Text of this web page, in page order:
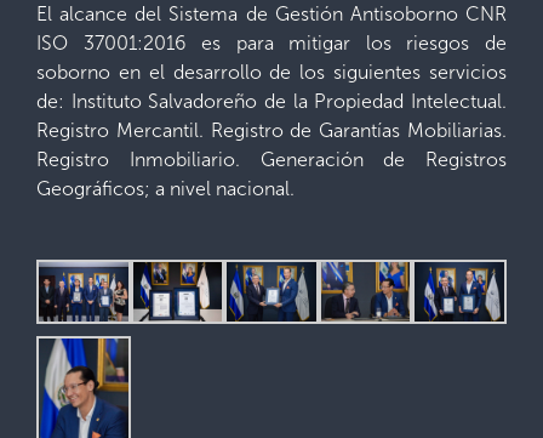
El alcance del Sistema de Gestión Antisoborno CNR
ISO 37001:2016 es para mitigar los riesgos de
soborno en el desarrollo de los siguientes servicios
de: Instituto Salvadoreño de la Propiedad Intelectual.
Registro Mercantil. Registro de Garantías Mobiliarias.
Registro Inmobiliario. Generación de Registros
Geográficos; a nivel nacional.